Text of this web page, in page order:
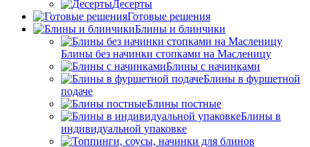
Десерты
Готовые решения
Блины и блинчики
Блины без начинки стопками на Масленицу
Блины с начинками
Блины в фуршетной
подаче
Блины постные
Блины в
индивидуальной упаковке